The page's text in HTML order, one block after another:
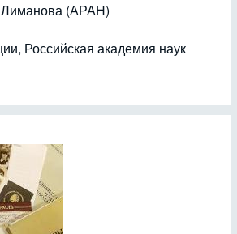
Лиманова (АРАН)
Российская академия наук